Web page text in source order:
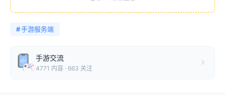
#手游服务端
手游交流
4771 内容 · 663 关注